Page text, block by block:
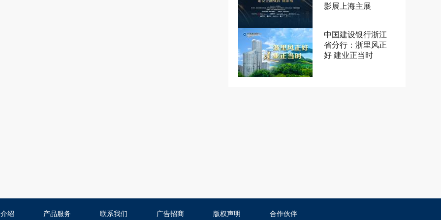
影展上海主展
中国建设银行浙江
省分行：浙里风正
好 建业正当时
绍 产品服务 联系我们 广告招商 版权声明 合作伙伴